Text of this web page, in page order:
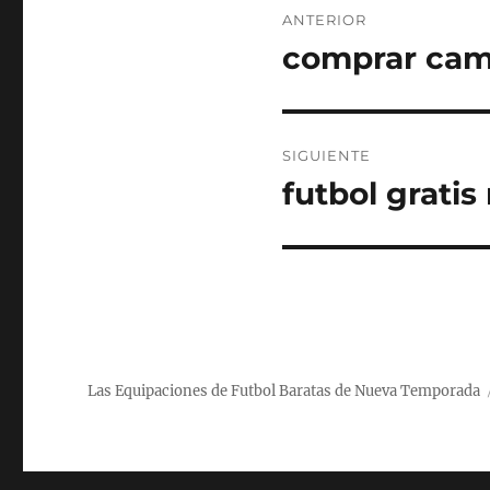
de
ANTERIOR
Entrada
comprar
SIGUIENTE
Entrada
futbol gratis
Las Equipaciones de Futbol Baratas de Nueva Temporada